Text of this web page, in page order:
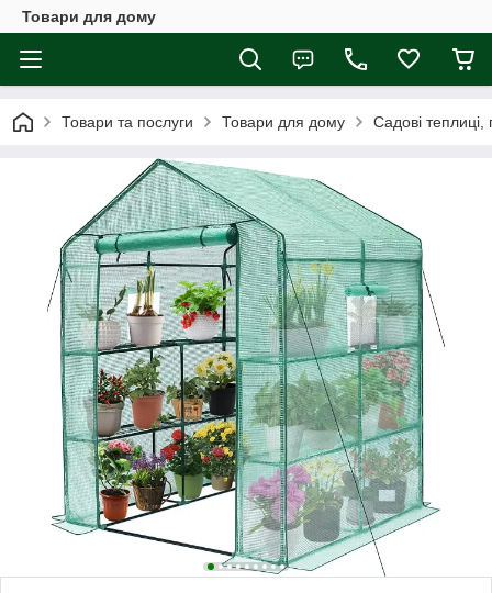
Товари для дому
Товари та послуги Товари для дому Садові теплиці,